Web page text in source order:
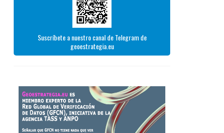
Suscríbete a nuestro canal de Telegram de
geoestrategia.eu